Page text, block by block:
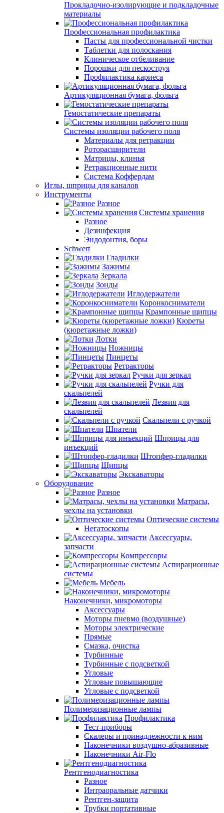
Прокладочно-изолирующие и подкладочные
материалы
Профессиональная профилактика
Пасты для профессиональной чистки
Таблетки для полоскания
Клиническое отбеливание
Порошки для пескоструя
Профилактика кариеса
Артикуляционная бумага, фольга
Гемостатические препараты
Системы изоляции рабочего поля
Материалы для ретракции
Роторасширители
Матрицы, клинья
Ретракционные нити
Система Коффердам
Иглы, шприцы для каналов
Инструменты
Разное
Системы хранения
Разное
Дезинфекция
Эндодонтия, боры
Schwert
Гладилки
Зажимы
Зеркала
Зонды
Иглодержатели
Коронкосниматели
Крампонные щипцы
Кюреты
(кюретажные ложки)
Лотки
Ножницы
Пинцеты
Ретракторы
Ручки для зеркал
Ручки для
скальпелей
Лезвия для
скальпелей
Скальпели с ручкой
Шпатели
Шприцы для
инъекций
Штопфер-гладилки
Щипцы
Экскаваторы
Оборудование
Разное
Матрасы,
чехлы на установки
Оптические системы
Негатоскопы
Аксессуары,
запчасти
Компрессоры
Аспирационные
системы
Мебель
Наконечники, микромоторы
Аксессуары
Моторы пневмо (воздушные)
Моторы электрические
Прямые
Смазка, очистка
Турбинные
Турбинные с подсветкой
Угловые
Угловые повышающие
Угловые с подсветкой
Полимеризационные лампы
Профилактика
Тест-приборы
Скалеры и принадлежности к ним
Наконечники воздушно-абразивные
Наконечники Air-Flo
Рентгенодиагностика
Разное
Интраоральные датчики
Рентген-защита
Трубки портативные